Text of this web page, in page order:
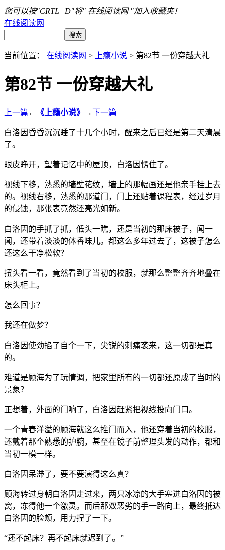
您可以按"CRTL+D"将" 在线阅读网 "加入收藏夹！
在线阅读网
当前位置： 在线阅读网 > 上瘾小说 > 第82节 一份穿越大礼
第82节 一份穿越大礼
上一篇 ← 《上瘾小说》 →下一篇
白洛因昏昏沉沉睡了十几个小时，醒来之后已经是第二天清晨
了。
眼皮睁开，望着记忆中的屋顶，白洛因愣住了。
视线下移，熟悉的墙壁花纹，墙上的那幅画还是他亲手挂上去
的。视线右移，熟悉的那道门，门上还贴着课程表，经过岁月
的侵蚀，那张表竟然还亮光如新。
白洛因的手抓了抓，低头一瞧，还是当初的那床被子，闻一
闻，还带着淡淡的体香味儿。都这么多年过去了，这被子怎么
还这么干净松软？
扭头看一看，竟然看到了当初的校服，就那么整整齐齐地叠在
床头柜上。
怎么回事？
我还在做梦？
白洛因使劲掐了自个一下，尖锐的刺痛袭来，这一切都是真
的。
难道是顾海为了玩情调，把家里所有的一切都还原成了当时的
景象？
正想着，外面的门响了，白洛因赶紧把视线投向门口。
一个青春洋溢的顾海就这么推门而入，他还穿着当初的校服，
还戴着那个熟悉的护腕，甚至在镜子前整理头发的动作，都和
当初一模一样。
白洛因呆滞了，要不要演得这么真？
顾海转过身朝白洛因走过来，两只冰凉的大手塞进白洛因的被
窝，冻得他一个激灵。而后那双恶劣的手一路向上，最终抵达
白洛因的脸颊，用力捏了一下。
“还不起床？再不起床就迟到了。”